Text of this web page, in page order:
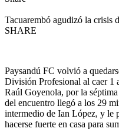
Tacuarembó agudizó la crisis
SHARE
Paysandú FC volvió a
División Profesional al caer 1
Raúl Goyenola, por la
del encuentro llegó a los 29
intermedio de Ian López, y le
hacerse fuerte en casa para